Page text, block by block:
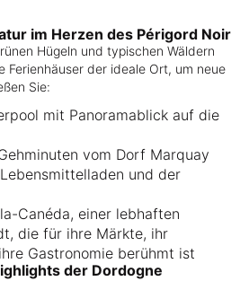
im Herzen des Périgord Noir
Hügeln und typischen Wäldern
Ferienhäuser der ideale Ort, um neue
Sie:
mit Panoramablick auf die
vom Dorf Marquay
und der
Canéda, einer lebhaften
die für ihre Märkte, ihr
Gastronomie berühmt ist
der Dordogne